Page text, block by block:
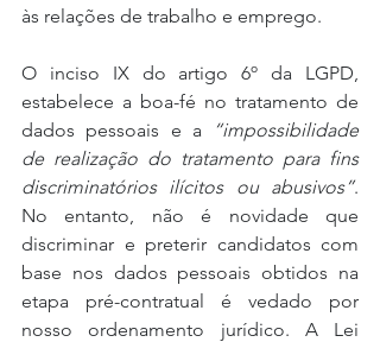
às relações de trabalho e emprego.
O inciso IX do artigo 6º da LGPD,
estabelece a boa-fé no tratamento de
dados pessoais e a
“impossibilidade
de realização do tratamento para fins
discriminatórios ilícitos ou abusivos”.
No entanto, não é novidade que
discriminar e preterir candidatos com
base nos dados pessoais obtidos na
etapa pré-contratual é vedado por
nosso ordenamento jurídico. A Lei